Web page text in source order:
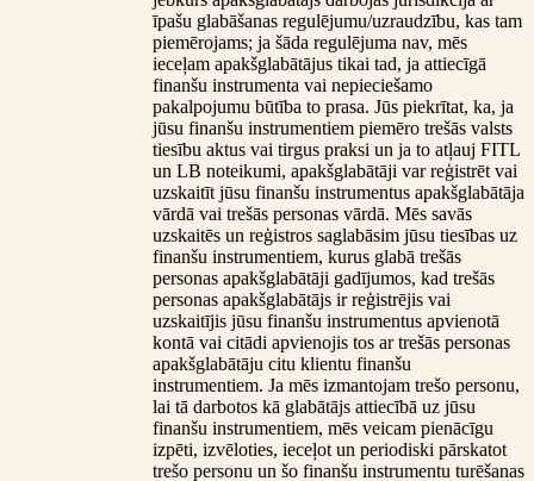
īpašu glabāšanas regulējumu/uzraudzību, kas tam
piemērojams; ja šāda regulējuma nav, mēs
ieceļam apakšglabātājus tikai tad, ja attiecīgā
finanšu instrumenta vai nepieciešamo
pakalpojumu būtība to prasa. Jūs piekrītat, ka, ja
jūsu finanšu instrumentiem piemēro trešās valsts
tiesību aktus vai tirgus praksi un ja to atļauj FITL
un LB noteikumi, apakšglabātāji var reģistrēt vai
uzskaitīt jūsu finanšu instrumentus apakšglabātāja
vārdā vai trešās personas vārdā. Mēs savās
uzskaitēs un reģistros saglabāsim jūsu tiesības uz
finanšu instrumentiem, kurus glabā trešās
personas apakšglabātāji gadījumos, kad trešās
personas apakšglabātājs ir reģistrējis vai
uzskaitījis jūsu finanšu instrumentus apvienotā
kontā vai citādi apvienojis tos ar trešās personas
apakšglabātāju citu klientu finanšu
instrumentiem. Ja mēs izmantojam trešo personu,
lai tā darbotos kā glabātājs attiecībā uz jūsu
finanšu instrumentiem, mēs veicam pienācīgu
izpēti, izvēloties, ieceļot un periodiski pārskatot
trešo personu un šo finanšu instrumentu turēšanas